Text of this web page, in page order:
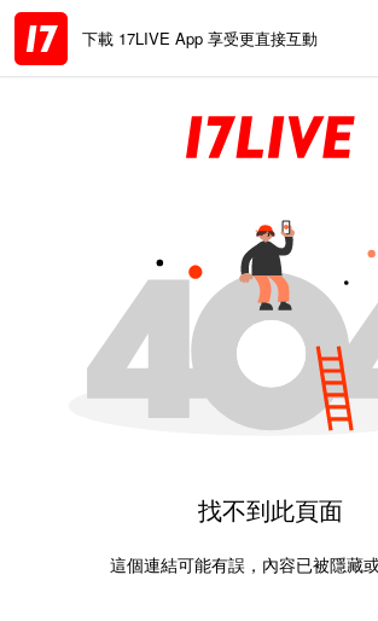
下載 17LIVE App 享受更直接互動
找不到此頁面
這個連結可能有誤，內容已被隱藏或